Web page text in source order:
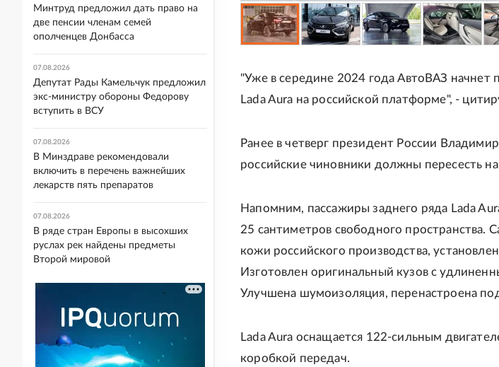
"Уже в середине 2024 года АвтоВАЗ начнет
Lada Aura на российской платформе", -
Ранее в четверг президент России
российские чиновники должны пересесть
Напомним, пассажиры заднего ряда Lada
25 сантиметров свободного пространства.
кожи российского производства,
Изготовлен оригинальный кузов с
Улучшена шумоизоляция, перенастроена
Lada Aura оснащается 122-сильным
коробкой передач.
Минтруд предложил дать право на
две пенсии членам семей
ополченцев Донбасса
07.08.2026
Депутат Рады Камельчук предложил
экс-министру обороны Федорову
вступить в ВСУ
07.08.2026
В Минздраве рекомендовали
включить в перечень важнейших
лекарств пять препаратов
07.08.2026
В ряде стран Европы в высохших
руслах рек найдены предметы
Второй мировой